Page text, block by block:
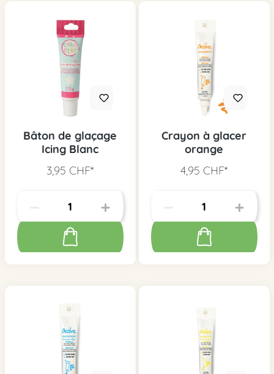
Bâton de glaçage
Icing Blanc
3,95 CHF*
Crayon à glacer
orange
4,95 CHF*